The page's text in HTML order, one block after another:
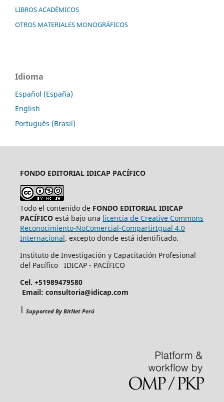
LIBROS ACADÉMICOS
OTROS MATERIALES MONOGRÁFICOS
Idioma
Español (España)
English
Português (Brasil)
FONDO EDITORIAL IDICAP PACÍFICO
Todo el contenido de FONDO EDITORIAL IDICAP
PACÍFICO está bajo una licencia de Creative Commons
Reconocimiento-NoComercial-CompartirIgual 4.0
Internacional. excepto donde está identificado.
Instituto de Investigación y Capacitación Profesional
del Pacífico IDICAP - PACÍFICO
Cel. +51989479580
Email: consultoria@idicap.com
| Supported By BitNet Perú